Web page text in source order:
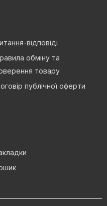
відповіді
обміну та
товару
публічної оферти